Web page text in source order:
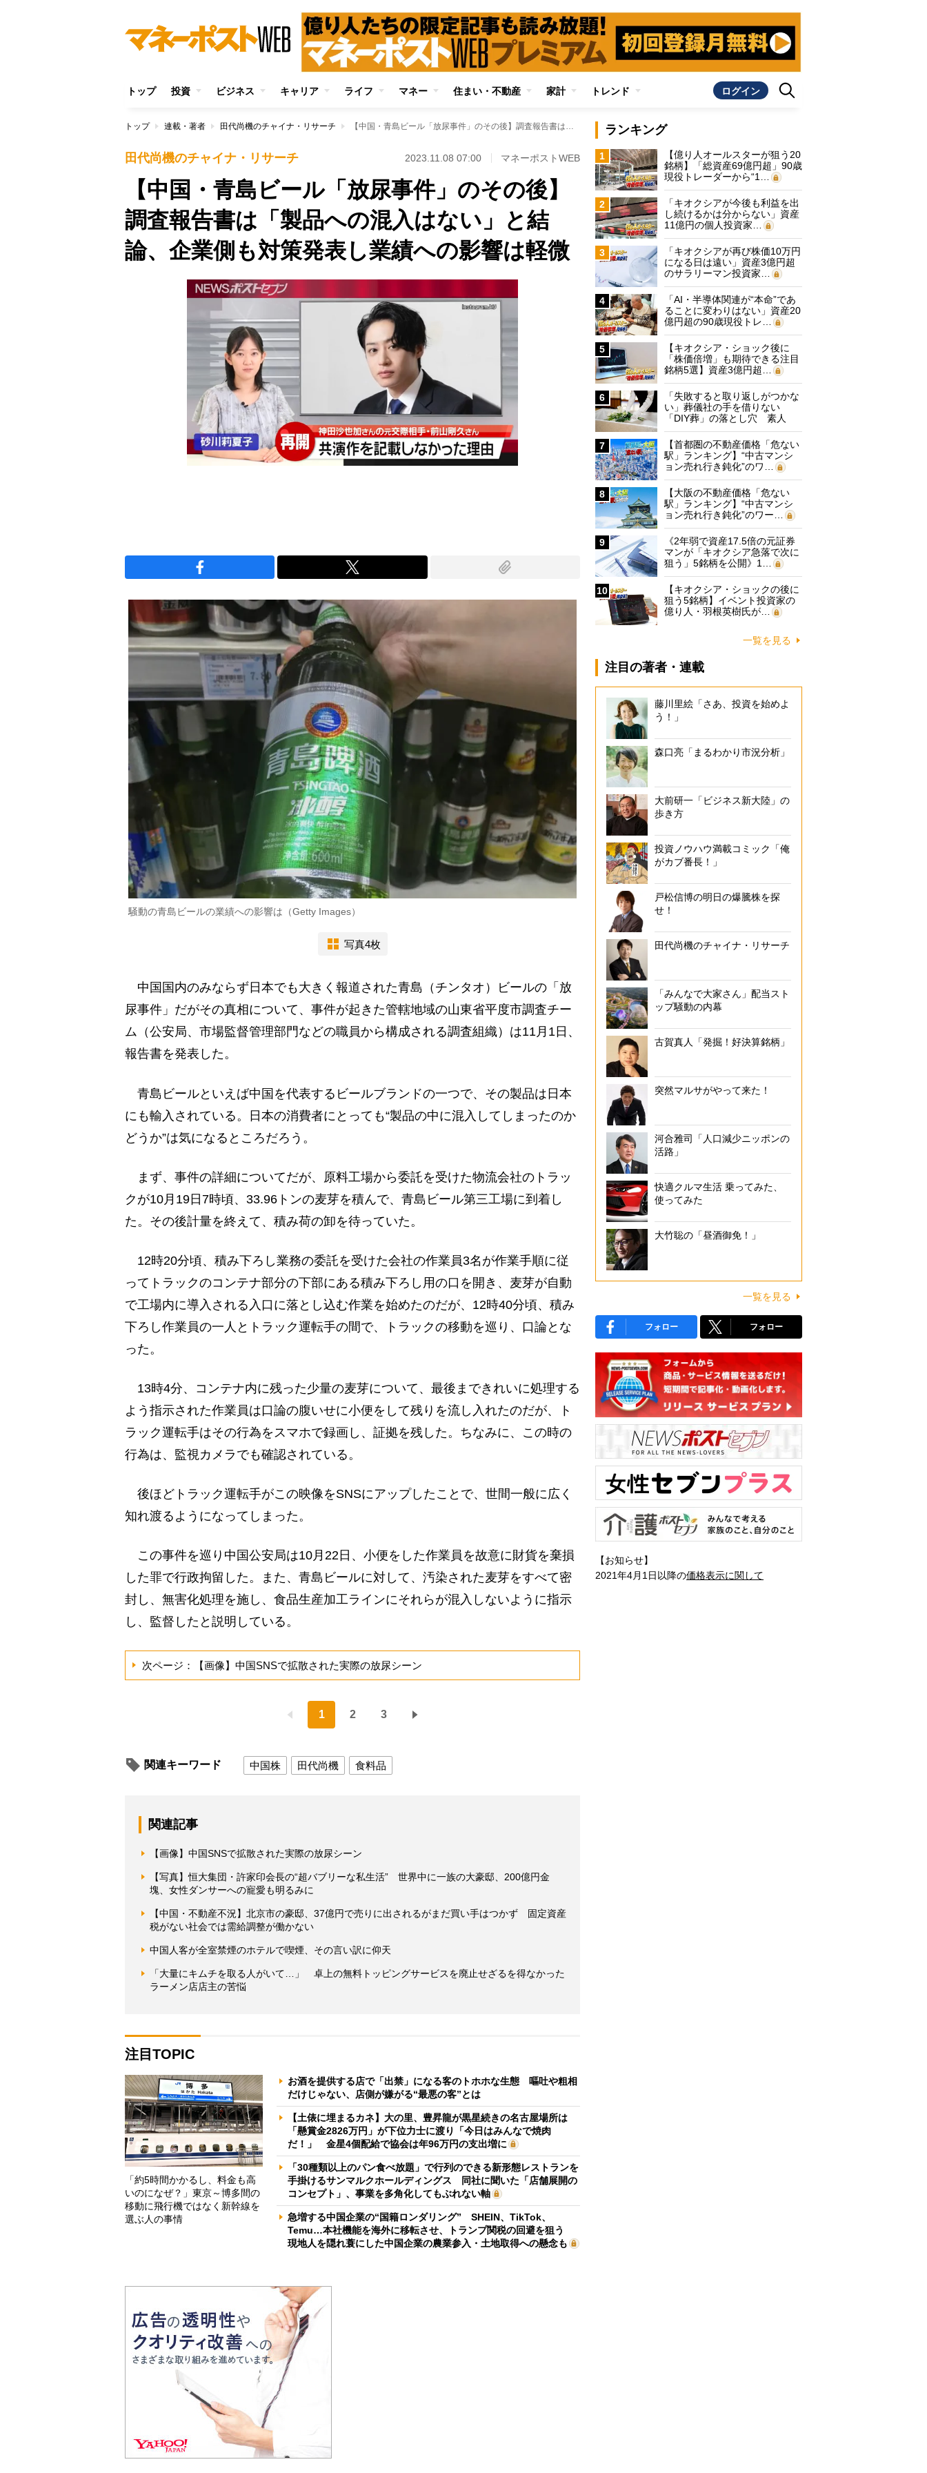
トップ 投資 ビジネス キャリア ライフ マネー 住まい・不動産 家計 トレンド ログイン
トップ 連載・著者 田代尚機のチャイナ・リサーチ 【中国・青島ビール「放尿事件」のその後】調査報告書は「製品への混入はない」と結論、企業側も対策発表し業績への影響は軽微
田代尚機のチャイナ・リサーチ 2023.11.08 07:00 マネーポストWEB
【中国・青島ビール「放尿事件」のその後】
調査報告書は「製品への混入はない」と結
論、企業側も対策発表し業績への影響は軽微
騒動の青島ビールの業績への影響は（Getty Images）
写真4枚
中国国内のみならず日本でも大きく報道された青島（チンタオ）ビールの「放
尿事件」だがその真相について、事件が起きた管轄地域の山東省平度市調査チー
ム（公安局、市場監督管理部門などの職員から構成される調査組織）は11月1日、
報告書を発表した。
青島ビールといえば中国を代表するビールブランドの一つで、その製品は日本
にも輸入されている。日本の消費者にとっても“製品の中に混入してしまったのか
どうか”は気になるところだろう。
まず、事件の詳細についてだが、原料工場から委託を受けた物流会社のトラッ
クが10月19日7時頃、33.96トンの麦芽を積んで、青島ビール第三工場に到着し
た。その後計量を終えて、積み荷の卸を待っていた。
12時20分頃、積み下ろし業務の委託を受けた会社の作業員3名が作業手順に従
ってトラックのコンテナ部分の下部にある積み下ろし用の口を開き、麦芽が自動
で工場内に導入される入口に落とし込む作業を始めたのだが、12時40分頃、積み
下ろし作業員の一人とトラック運転手の間で、トラックの移動を巡り、口論とな
った。
13時4分、コンテナ内に残った少量の麦芽について、最後まできれいに処理する
よう指示された作業員は口論の腹いせに小便をして残りを流し入れたのだが、ト
ラック運転手はその行為をスマホで録画し、証拠を残した。ちなみに、この時の
行為は、監視カメラでも確認されている。
後ほどトラック運転手がこの映像をSNSにアップしたことで、世間一般に広く
知れ渡るようになってしまった。
この事件を巡り中国公安局は10月22日、小便をした作業員を故意に財貨を棄損
した罪で行政拘留した。また、青島ビールに対して、汚染された麦芽をすべて密
封し、無害化処理を施し、食品生産加工ラインにそれらが混入しないように指示
し、監督したと説明している。
次ページ：【画像】中国SNSで拡散された実際の放尿シーン
1 2 3
関連キーワード 中国株 田代尚機 食料品
関連記事
【画像】中国SNSで拡散された実際の放尿シーン
【写真】恒大集団・許家印会長の“超バブリーな私生活” 世界中に一族の大豪邸、200億円金
塊、女性ダンサーへの寵愛も明るみに
【中国・不動産不況】北京市の豪邸、37億円で売りに出されるがまだ買い手はつかず 固定資産
税がない社会では需給調整が働かない
中国人客が全室禁煙のホテルで喫煙、その言い訳に仰天
「大量にキムチを取る人がいて…」 卓上の無料トッピングサービスを廃止せざるを得なかった
ラーメン店店主の苦悩
注目TOPIC
「約5時間かかるし、料金も高
いのになぜ？」東京～博多間の
移動に飛行機ではなく新幹線を
選ぶ人の事情
お酒を提供する店で「出禁」になる客のトホホな生態 嘔吐や粗相
だけじゃない、店側が嫌がる“最悪の客”とは
【土俵に埋まるカネ】大の里、豊昇龍が黒星続きの名古屋場所は
「懸賞金2826万円」が下位力士に渡り「今日はみんなで焼肉
だ！」 金星4個配給で協会は年96万円の支出増に
「30種類以上のパン食べ放題」で行列のできる新形態レストランを
手掛けるサンマルクホールディングス 同社に聞いた「店舗展開の
コンセプト」、事業を多角化してもぶれない軸
急増する中国企業の“国籍ロンダリング” SHEIN、TikTok、
Temu…本社機能を海外に移転させ、トランプ関税の回避を狙う
現地人を隠れ蓑にした中国企業の農業参入・土地取得への懸念も
ランキング
1
【億り人オールスターが狙う20
銘柄】「総資産69億円超」90歳
現役トレーダーから“1…
2
「キオクシアが今後も利益を出
し続けるかは分からない」資産
11億円の個人投資家…
3
「キオクシアが再び株価10万円
になる日は遠い」資産3億円超
のサラリーマン投資家…
4
「AI・半導体関連が“本命”であ
ることに変わりはない」資産20
億円超の90歳現役トレ…
5
【キオクシア・ショック後に
「株価倍増」も期待できる注目
銘柄5選】資産3億円超…
6
「失敗すると取り返しがつかな
い」葬儀社の手を借りない
「DIY葬」の落とし穴 素人
に…
7
【首都圏の不動産価格「危ない
駅」ランキング】“中古マンシ
ョン売れ行き鈍化”のワ…
8
【大阪の不動産価格「危ない
駅」ランキング】“中古マンシ
ョン売れ行き鈍化”のワー…
9
《2年弱で資産17.5倍の元証券
マンが「キオクシア急落で次に
狙う」5銘柄を公開》1…
10
【キオクシア・ショックの後に
狙う5銘柄】イベント投資家の
億り人・羽根英樹氏が…
一覧を見る
注目の著者・連載
藤川里絵「さあ、投資を始めよ
う！」
森口亮「まるわかり市況分析」
大前研一「ビジネス新大陸」の
歩き方
投資ノウハウ満載コミック「俺
がカブ番長！」
戸松信博の明日の爆騰株を探
せ！
田代尚機のチャイナ・リサーチ
「みんなで大家さん」配当スト
ップ騒動の内幕
古賀真人「発掘！好決算銘柄」
突然マルサがやって来た！
河合雅司「人口減少ニッポンの
活路」
快適クルマ生活 乗ってみた、
使ってみた
大竹聡の「昼酒御免！」
一覧を見る
フォロー フォロー
【お知らせ】
2021年4月1日以降の価格表示に関して